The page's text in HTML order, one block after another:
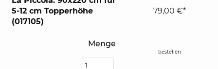
5-12 cm Topperhöhe
(017105)
Menge
79,00 €*
bestellen